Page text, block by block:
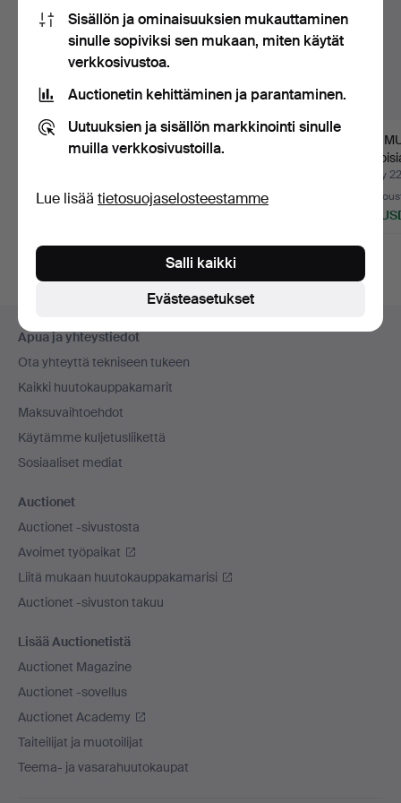
YKSIKIVISORMUS, 18K
valkokulta, n. 0,5 ct,…
Tarjous
SORMUS, valkoisia
kiviä.
2 tarjousta
Myyty
5
169
Alatunnistenavigaatio
Apua ja yhteystiedot
Ota yhteyttä tekniseen tukeen
Kaikki huutokauppakamarit
Maksuvaihtoehdot
Käytämme kuljetusliikettä
Sosiaaliset mediat
Auctionet
Auctionet -sivustosta
Avoimet työpaikat
Liitä mukaan huutokauppakamarisi
Auctionet -sivuston takuu
Lisää Auctionetistä
Auctionet Magazine
Auctionet -sovellus
Auctionet Academy
Taiteilijat ja muotoilijat
Teema- ja vasarahuutokaupat
Sisällön ja ominaisuuksien mukauttaminen
sinulle sopiviksi sen mukaan, miten käytät
verkkosivustoa.
Auctionetin kehittäminen ja parantaminen.
Uutuuksien ja sisällön markkinointi sinulle
muilla verkkosivustoilla.
Lue lisää tietosuojaselosteestamme
Evästeasetukset
Salli kaikki